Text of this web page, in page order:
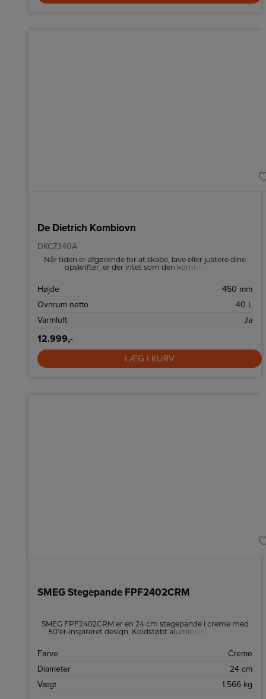
De Dietrich Kombiovn
DKC7340A
Når tiden er afgørende for at skabe, lave eller justere dine
opskrifter, er der intet som den kombinerede
gang takket være Fan-Assist-funktionen - alt imens den
Dette er både en mikroovn og varmluftovn.
Højde
450 mm
Ovnrum netto
40 L
Varmluft
Ja
12.999,-
LÆG I KURV
SMEG Stegepande FPF2402CRM
SMEG FPF2402CRM er en 24 cm stegepande i creme med
50’er‑inspireret design. Koldstøbt aluminium, PFAS‑fri
Farve
Creme
Diameter
24 cm
Vægt
1.566 kg